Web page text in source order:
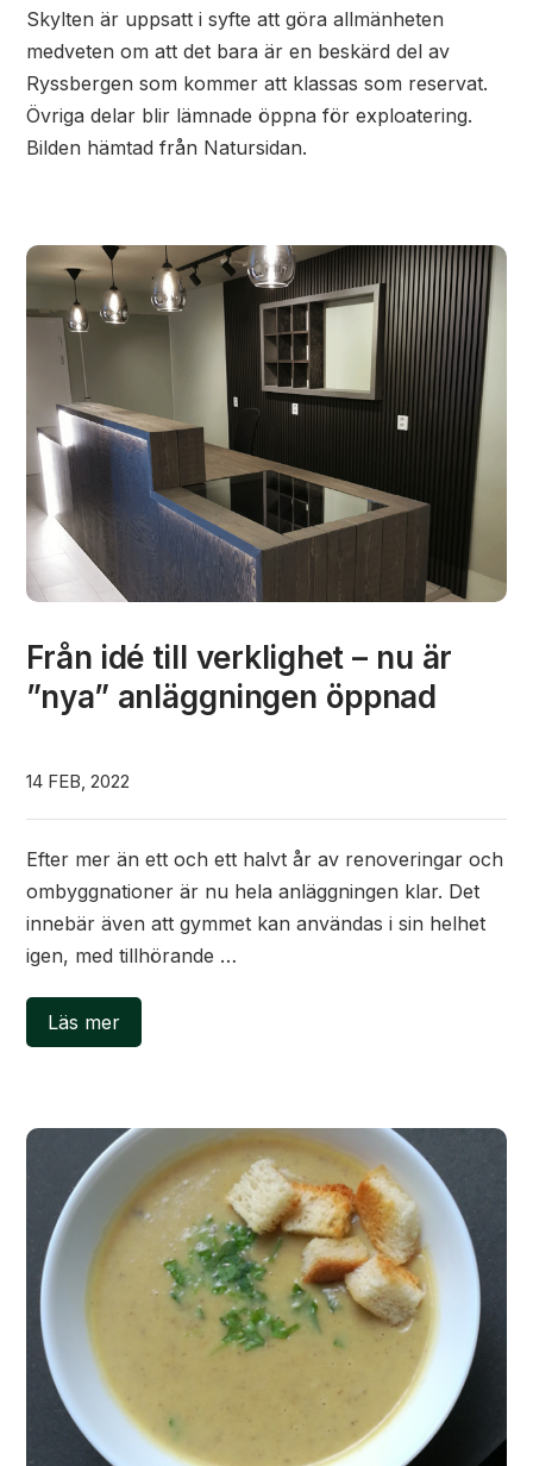
Skylten är uppsatt i syfte att göra allmänheten
medveten om att det bara är en beskärd del av
Ryssbergen som kommer att klassas som reservat.
Övriga delar blir lämnade öppna för exploatering.
Bilden hämtad från Natursidan.
Från idé till verklighet – nu är
”nya” anläggningen öppnad
14 FEB, 2022
Efter mer än ett och ett halvt år av renoveringar och
ombyggnationer är nu hela anläggningen klar. Det
innebär även att gymmet kan användas i sin helhet
igen, med tillhörande …
Läs mer